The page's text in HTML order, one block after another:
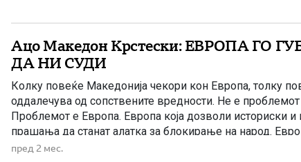
Ацо Македон Крстески: ЕВРОПА ГО
ДА НИ СУДИ
Колку повеќе Македонија чекори кон Европа, толку
оддалечува од сопствените вредности. Не е проблемот
Проблемот е Европа. Европа која дозволи историски и
прашања да станат алатка за блокирање на народ.
чека. Европскиот суд за човекови права носи пресуди
пред 2 мес.